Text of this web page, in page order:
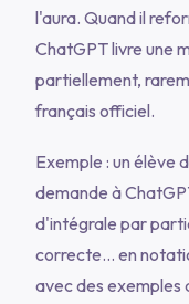
l'aura. Quand il
ChatGPT livre une
partiellement,
français officiel.
Exemple : un élève
demande à
d'intégrale par
correcte… en
avec des exemples